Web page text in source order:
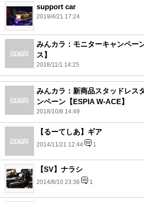
support car
2019/4/21 17:24
みんカラ：モニターキャンペー
ス】
2018/11/1 14:25
みんカラ：新商品スタッドレス
ンペーン【ESPIA W-ACE】
2018/10/8 14:49
【るーてしあ】ギア
2014/11/21 12:44 1
【SV】ナラシ
2014/8/10 23:36 1